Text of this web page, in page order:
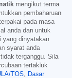
mengikut terma
pembaharuan
pada masa
anda dan untuk
yang dinyatakan
syarat anda
terganggu. Sila
tertakluk
TOS
Dasar